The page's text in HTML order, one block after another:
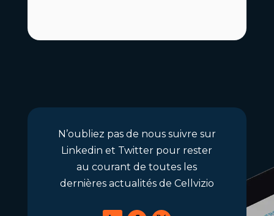
N’oubliez pas de nous suivre sur
Linkedin et Twitter pour rester
au courant de toutes les
dernières actualités de Cellvizio